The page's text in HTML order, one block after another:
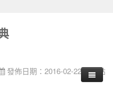
發佈日期：2016-02-22
點